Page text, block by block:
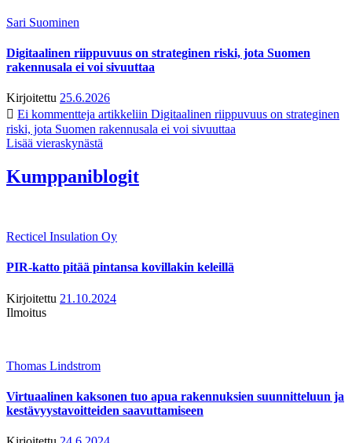
Sari Suominen
Digitaalinen riippuvuus on strateginen riski, jota Suomen
rakennusala ei voi sivuuttaa
Kirjoitettu 25.6.2026
Ei kommentteja artikkeliin Digitaalinen riippuvuus on strateginen
riski, jota Suomen rakennusala ei voi sivuuttaa
Lisää vieraskynästä
Kumppaniblogit
Recticel Insulation Oy
PIR-katto pitää pintansa kovillakin keleillä
Kirjoitettu 21.10.2024
Ilmoitus
Thomas Lindstrom
Virtuaalinen kaksonen tuo apua rakennuksien suunnitteluun ja
kestävyystavoitteiden saavuttamiseen